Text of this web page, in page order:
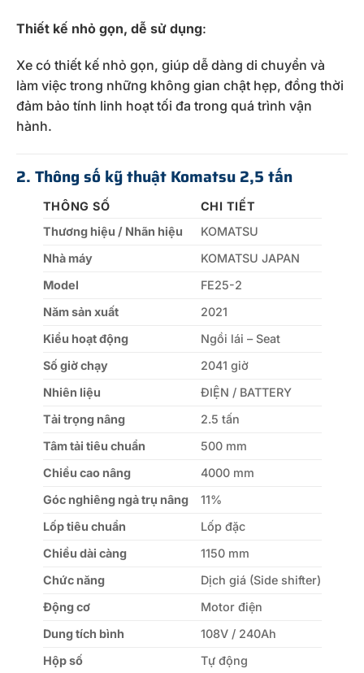
Thiết kế nhỏ gọn, dễ sử dụng:
Xe có thiết kế nhỏ gọn, giúp dễ dàng di chuyển và
làm việc trong những không gian chật hẹp, đồng thời
đảm bảo tính linh hoạt tối đa trong quá trình vận
hành.
2. Thông số kỹ thuật Komatsu 2,5 tấn
THÔNG SỐ
CHI TIẾT
Thương hiệu / Nhãn hiệu
KOMATSU
Nhà máy
KOMATSU JAPAN
Model
FE25-2
Năm sản xuất
2021
Kiểu hoạt động
Ngồi lái – Seat
Số giờ chạy
2041 giờ
Nhiên liệu
ĐIỆN / BATTERY
Tải trọng nâng
2.5 tấn
Tâm tải tiêu chuẩn
500 mm
Chiều cao nâng
4000 mm
Góc nghiêng ngả trụ nâng
11%
Lốp tiêu chuẩn
Lốp đặc
Chiều dài càng
1150 mm
Chức năng
Dịch giá (Side shifter)
Động cơ
Motor điện
Dung tích bình
108V / 240Ah
Hộp số
Tự động